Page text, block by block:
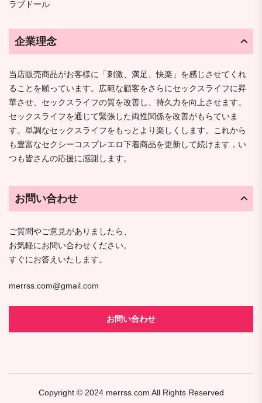
ラブドール
企業理念
当店販売商品がお客様に「刺激、満足、快楽」を感じさせてくれ
ることを願っています。広範な顧客をさらにセックスライフに昇
華させ、セックスライフの質を改善し、持久力を向上させます。
セックスライフを通じて緊張した両性関係を改善がもらていま
す。単調なセックスライフをもっとより楽しくします。これから
も豊富なセクシーコスプレエロ下着商品を更新して続けます，い
つも皆さんの応援に感謝します。
お問い合わせ
ご質問やご意見がありましたら、
お気軽にお問い合わせください。
すぐにお答えいたします。
merrss.com@gmail.com
お問い合わせ
Copyright © 2024 merrss.com All Rights Reserved